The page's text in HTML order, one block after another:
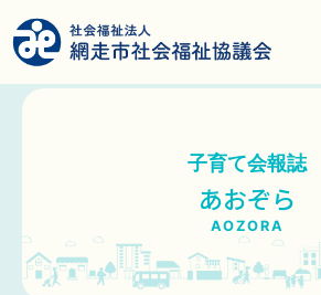
容
を
子育て会報誌
あおぞら
AOZORA